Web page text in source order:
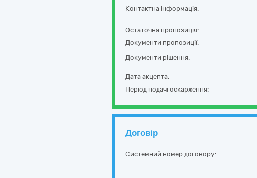
Контактна інформація:
Остаточна пропозиція:
Документи пропозиції:
Документи рішення:
Дата акцепта:
Період подачі оскарження:
Договір
Системний номер договору: